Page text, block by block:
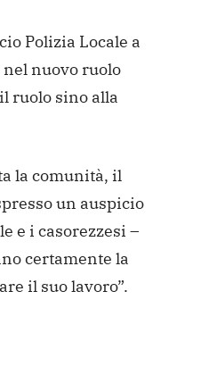
Polizia Locale a
nel nuovo ruolo
ruolo sino alla
la comunità, il
un auspicio
e i casorezzesi –
certamente la
il suo lavoro”.